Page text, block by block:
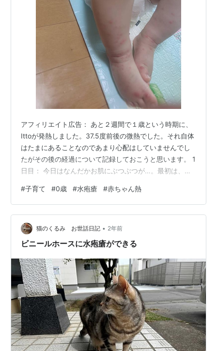
アフィリエイト広告： あと２週間で１歳という時期に、
Ittoが発熱しました。37.5度前後の微熱でした。それ自体
はたまにあることなのであまり心配はしていませんでし
たがその後の経過について記録しておこうと思います。 1
日目： 今日はなんだかお肌にぶつぶつが…。最初は、発
ど、熱もほとんど下がっていたので、特に大きな問題に
は感じていませんでした。 2日目： 状況は変わらず、特
に大きな進展はなし。ただ、少し気になる程度。本人は
比較的元気でご飯はよく食べ、よく動き回って遊んでま
した。 3日目（土）： 発疹がひどくなり、写真のように
#子育て #0歳 #水疱瘡 #赤ちゃん熱
猫のくるみ お世話日記 • 2年前
ビニールホースに水疱瘡ができる